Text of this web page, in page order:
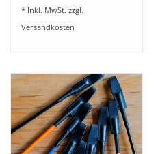
* Inkl. MwSt. zzgl.
Versandkosten